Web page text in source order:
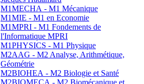
M1MECHA - M1 Mécanique
M1MIE - M1 en Economie
M1MPRI - M1 Fondements de
l'Informatique MPRI
M1PHYSICS - M1 Physique
M2AAG - M2 Analyse, Arithmétique,
Géométrie
M2BIOHEA - M2 Biologie et Santé
M2BIOMECA - M2 Biomécanique et